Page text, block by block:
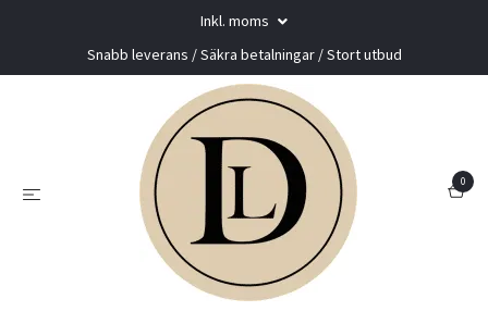
Inkl. moms
Snabb leverans / Säkra betalningar / Stort utbud
0